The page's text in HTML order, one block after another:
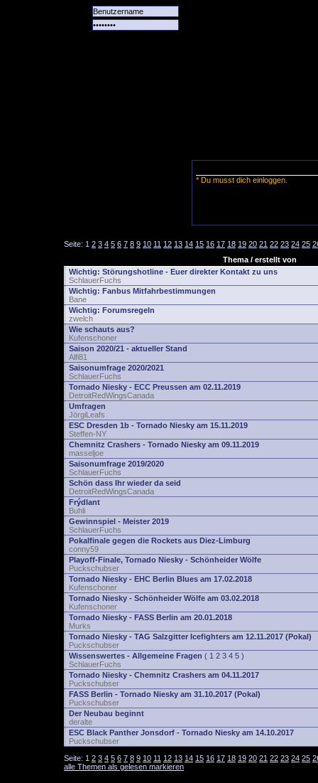
* Du musst dich einloggen.
Seite: 1 2 3 4 5 6 7 8 9 10 11 12 13 14 15 16 17 18 19 20 21 22 23 24 25
Thema / erstellt von
Wichtig: Störungshotline - Euer direkter Kontakt zu uns
SchlauerFuchs
Wichtig: Fanbus Mitfahrbestimmungen
Bane
Wichtig: Forumsregeln
zwelch
Wie schauts aus?
Kufenschoner
Saison 2020/21 - aktueller Stand
Alfi81
Saisonumfrage 2020/2021
SchlauerFuchs
Tornado Niesky - ECC Preussen am 02.11.2019
DetroitRedWingsCanada
Umfragen
JörgiLeafs
ESC Dresden 1b - Tornado Niesky am 15.11.2019
Steffen-NY
Chemnitz Crashers - Tornado Niesky am 09.11.2019
masseljoe
Saisonumfrage 2019/2020
SchlauerFuchs
Schön dass Ihr wieder da seid
DetroitRedWingsCanada
Frýdlant
Buhli
Gewinnspiel - Meister 2019
SchlauerFuchs
Pokalfinale gegen die Rockets aus Diez-Limburg
conny59
Playoff-Finale, Tornado Niesky - Schönheider Wölfe
Puckschubser
Tornado Niesky - EHC Berlin Blues am 17.02.2018
Kufenschoner
Tornado Niesky - Schönheider Wölfe am 03.02.2018
Kufenschoner
Tornado Niesky - FASS Berlin am 20.01.2018
Murks
Tornado Niesky - TAG Salzgitter Icefighters am 12.11.2017 (Pokal)
Puckschubser
Wissenswertes - Allgemeine Fragen ( 1 2 3 4 5 )
SchlauerFuchs
Tornado Niesky - Chemnitz Crashers am 04.11.2017
Puckschubser
FASS Berlin - Tornado Niesky am 31.10.2017 (Pokal)
Puckschubser
Der Neubau beginnt
deralte
ESC Black Panther Jonsdorf - Tornado Niesky am 14.10.2017
Puckschubser
Seite: 1 2 3 4 5 6 7 8 9 10 11 12 13 14 15 16 17 18 19 20 21 22 23 24 25
alle Themen als gelesen markieren